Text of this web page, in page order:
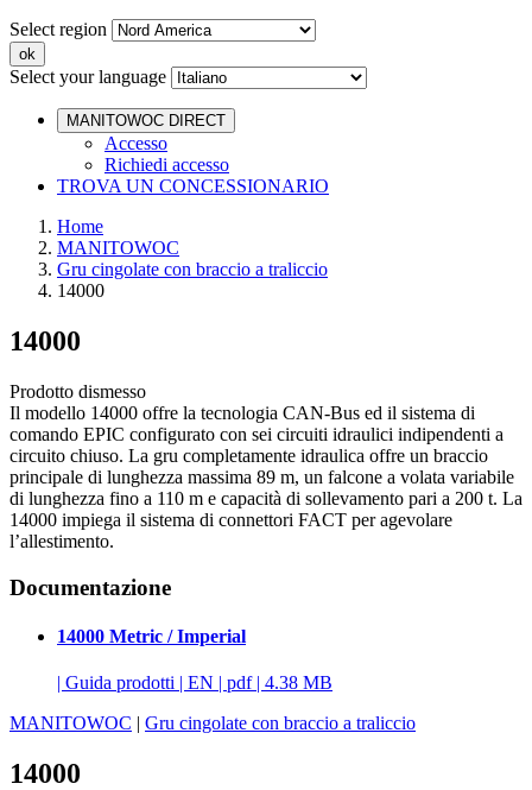
Select region
Select your language
MANITOWOC DIRECT
Accesso
Richiedi accesso
TROVA UN CONCESSIONARIO
Home
MANITOWOC
Gru cingolate con braccio a traliccio
14000
14000
Prodotto dismesso
Il modello 14000 offre la tecnologia CAN-Bus ed il sistema di
comando EPIC configurato con sei circuiti idraulici indipendenti a
circuito chiuso. La gru completamente idraulica offre un braccio
principale di lunghezza massima 89 m, un falcone a volata variabile
di lunghezza fino a 110 m e capacità di sollevamento pari a 200 t. La
14000 impiega il sistema di connettori FACT per agevolare
l’allestimento.
Documentazione
14000 Metric / Imperial
| Guida prodotti | EN | pdf | 4.38 MB
MANITOWOC | Gru cingolate con braccio a traliccio
14000